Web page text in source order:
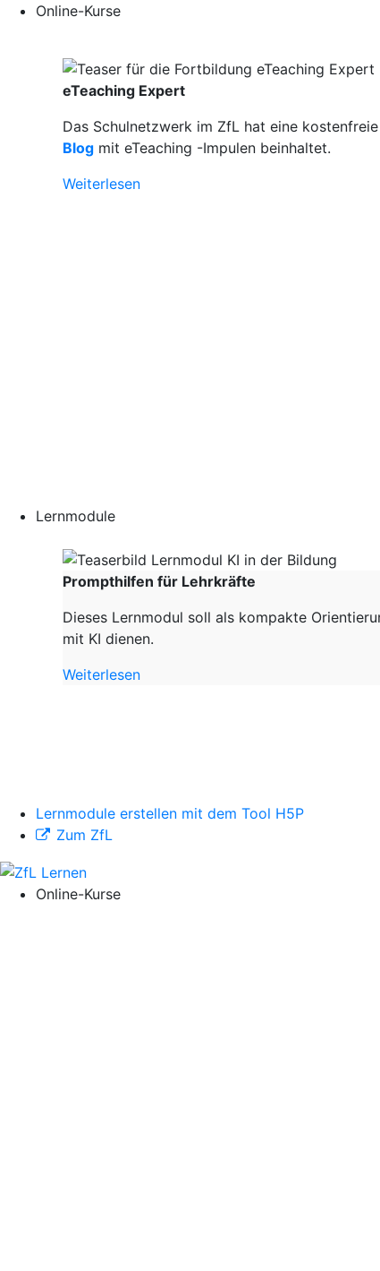
Online-Kurse
eTeaching Expert
Das Schulnetzwerk im ZfL hat eine
Blog mit eTeaching -Impulen beinhaltet.
Weiterlesen
Lernmodule
Prompthilfen für Lehrkräfte
Dieses Lernmodul soll als kompakte
mit KI dienen.
Weiterlesen
Lernmodule erstellen mit dem Tool H5P
Zum ZfL
Online-Kurse